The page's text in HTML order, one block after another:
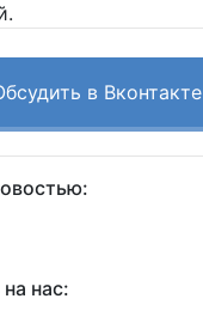
в Вконтакте
нас: